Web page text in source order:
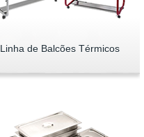
Linha de Balcões Térmicos